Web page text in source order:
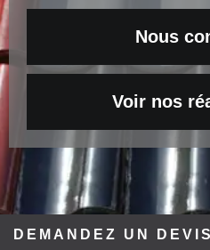
Nous
Voir nos
DEMANDEZ UN